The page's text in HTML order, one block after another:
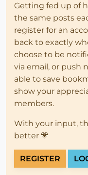
Getting fed up of
the same posts
register for an
back to exactly
choose to be
via email, or push
able to save
show your
members.
With your input,
better 💗
REGISTER